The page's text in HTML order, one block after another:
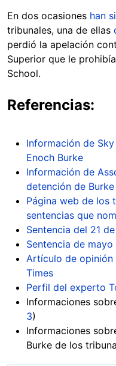
En dos ocasiones han
tribunales, una de ellas
perdió la apelación
Superior que le
School.
Referencias:
Información de
Enoch Burke
Información de
detención de Burke
Página web de los
sentencias que
Sentencia del 21
Sentencia de
Artículo de opinión
Times
Perfil del experto
Informaciones
3)
Informaciones
Burke de los